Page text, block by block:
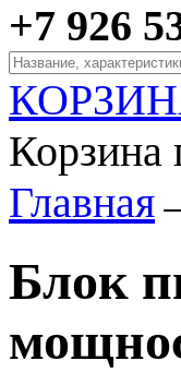
+7 926
Корзина
Главная
Блок